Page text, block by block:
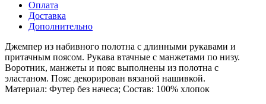
Оплата
Доставка
Дополнительно
Джемпер из набивного полотна с длинными рукавами и
притачным поясом. Рукава втачные с манжетами по низу.
Воротник, манжеты и пояс выполнены из полотна с
эластаном. Пояс декорирован вязаной нашивкой.
Материал: Футер без начеса; Состав: 100% хлопок